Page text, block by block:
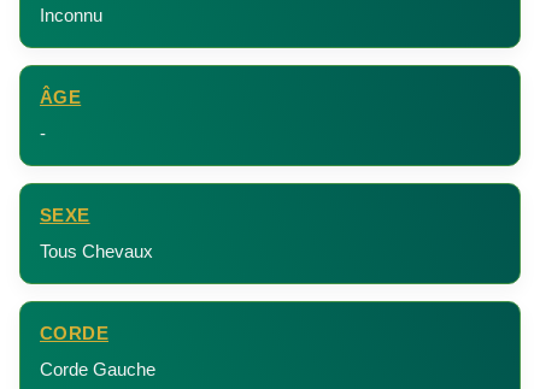
Inconnu
ÂGE
-
SEXE
Tous Chevaux
CORDE
Corde Gauche